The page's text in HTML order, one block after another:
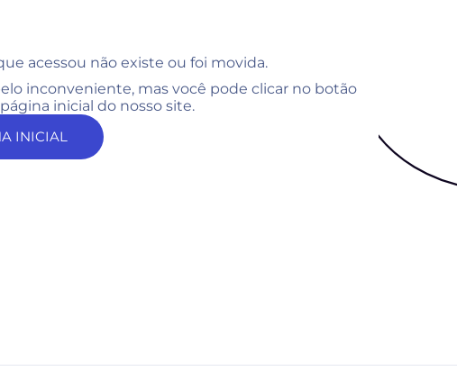
acessou não existe ou foi movida.
inconveniente, mas você pode clicar no botão
inicial do nosso site.
INICIAL